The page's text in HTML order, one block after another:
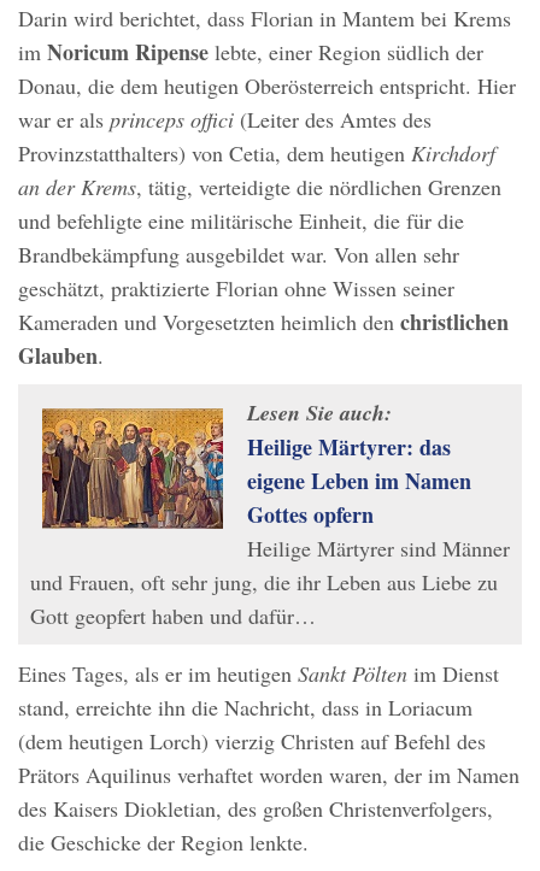
Darin wird berichtet, dass Florian in Mantem bei Krems
im Noricum Ripense lebte, einer Region südlich der
Donau, die dem heutigen Oberösterreich entspricht. Hier
war er als princeps offici (Leiter des Amtes des
Provinzstatthalters) von Cetia, dem heutigen Kirchdorf
an der Krems, tätig, verteidigte die nördlichen Grenzen
und befehligte eine militärische Einheit, die für die
Brandbekämpfung ausgebildet war. Von allen sehr
geschätzt, praktizierte Florian ohne Wissen seiner
Kameraden und Vorgesetzten heimlich den christlichen
Glauben.
Lesen Sie auch:
Heilige Märtyrer: das
eigene Leben im Namen
Gottes opfern
Heilige Märtyrer sind Männer
und Frauen, oft sehr jung, die ihr Leben aus Liebe zu
Gott geopfert haben und dafür…
Eines Tages, als er im heutigen Sankt Pölten im Dienst
stand, erreichte ihn die Nachricht, dass in Loriacum
(dem heutigen Lorch) vierzig Christen auf Befehl des
Prätors Aquilinus verhaftet worden waren, der im Namen
des Kaisers Diokletian, des großen Christenverfolgers,
die Geschicke der Region lenkte.